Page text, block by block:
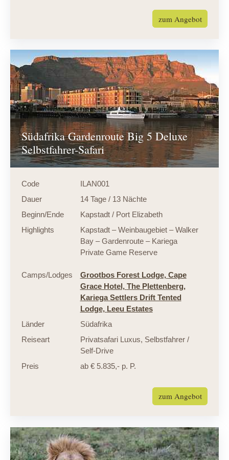
zum Angebot
Südafrika Gardenroute Big 5 Deluxe
Selbstfahrer-Safari
Code
ILAN001
Dauer
14 Tage / 13 Nächte
Beginn/Ende
Kapstadt / Port Elizabeth
Highlights
Kapstadt – Weinbaugebiet – Walker
Bay – Gardenroute – Kariega
Private Game Reserve
Camps/Lodges Grootbos Forest Lodge, Cape
Grace Hotel, The Plettenberg,
Kariega Settlers Drift Tented
Lodge, Leeu Estates
Länder
Südafrika
Reiseart
Privatsafari Luxus, Selbstfahrer /
Self-Drive
Preis
ab € 5.835,- p. P.
zum Angebot